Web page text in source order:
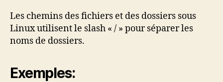
Les chemins des fichiers et des dossiers sous
Linux utilisent le slash « / » pour séparer les
noms de dossiers.
Exemples: